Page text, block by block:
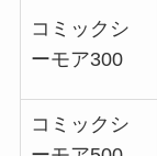
コミックシ
ーモア300
コミックシ